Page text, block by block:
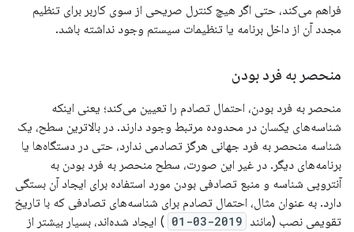
فراهم می‌کند، حتی اگر هیچ کنترل صریحی از سوی کاربر برای تنظیم
مجدد آن از داخل برنامه یا تنظیمات سیستم وجود نداشته باشد.
منحصر به فرد بودن
منحصر به فرد بودن، احتمال تصادم را تعیین می‌کند؛ یعنی اینکه
شناسه‌های یکسان در محدوده مرتبط وجود دارند. در بالاترین سطح، یک
شناسه منحصر به فرد جهانی هرگز تصادمی ندارد، حتی در دستگاه‌ها یا
برنامه‌های دیگر. در غیر این صورت، سطح منحصر به فرد بودن به
آنتروپی شناسه و منبع تصادفی بودن مورد استفاده برای ایجاد آن بستگی
دارد. به عنوان مثال، احتمال تصادم برای شناسه‌های تصادفی که با تاریخ
تقویمی نصب (مانند 2019-03-01
) ایجاد شده‌اند، بسیار بیشتر از